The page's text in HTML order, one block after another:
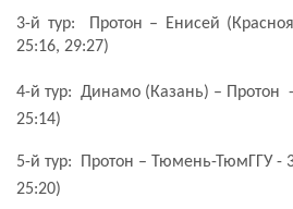
3-й тур:
Протон – Енисей
25:16, 29:27)
4-й тур: Динамо (Казань) – Протон -
25:14)
5-й тур:
Протон – Тюмень-ТюмГГУ -
25:20)